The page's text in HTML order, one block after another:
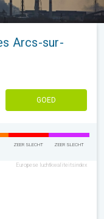
Arcs-sur-
GOED
ZEER SLECHT ZEER SLECHT
Europese luchtkwaliteitsindex